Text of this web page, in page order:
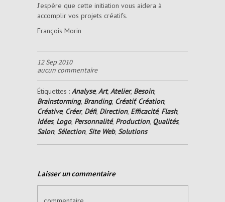
J’espère que cette initiation vous aidera à
accomplir vos projets créatifs.
François Morin
12 Sep 2010
aucun commentaire
Étiquettes : Analyse, Art, Atelier, Besoin,
Brainstorming, Branding, Créatif,Création,
Créative, Créer, Défi, Direction, Efficacité, Flash,
Idées, Logo, Personnalité, Production, Qualités,
Salon, Sélection, Site Web, Solutions
Laisser un commentaire